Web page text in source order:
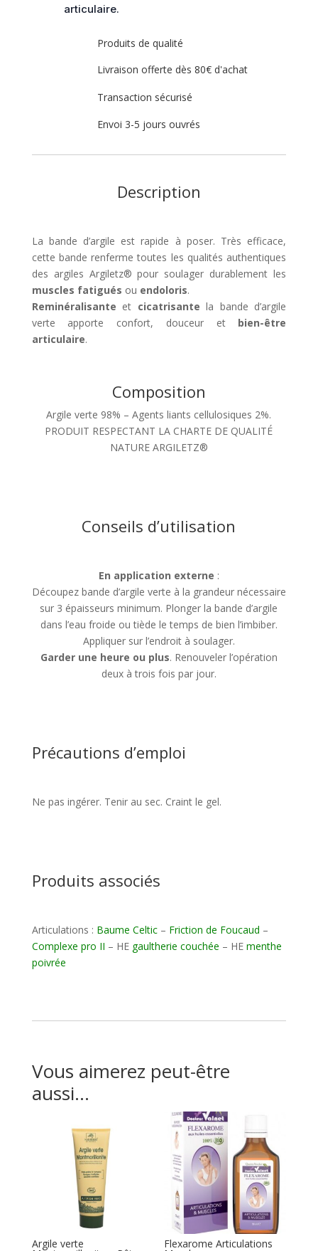
articulaire.
Produits de qualité
Livraison offerte dès 80€ d'achat
Transaction sécurisé
Envoi 3-5 jours ouvrés
Description
La bande d’argile est rapide à poser. Très efficace,
cette bande renferme toutes les qualités authentiques
des argiles Argiletz® pour soulager durablement les
muscles fatigués ou endoloris.
Reminéralisante et cicatrisante la bande d’argile
verte apporte confort, douceur et bien-être
articulaire.
Composition
Argile verte 98% – Agents liants cellulosiques 2%.
PRODUIT RESPECTANT LA CHARTE DE QUALITÉ
NATURE ARGILETZ®
Conseils d’utilisation
En application externe :
Découpez bande d’argile verte à la grandeur nécessaire
sur 3 épaisseurs minimum. Plonger la bande d’argile
dans l’eau froide ou tiède le temps de bien l’imbiber.
Appliquer sur l’endroit à soulager.
Garder une heure ou plus. Renouveler l’opération
deux à trois fois par jour.
Précautions d’emploi
Ne pas ingérer. Tenir au sec. Craint le gel.
Produits associés
Articulations : Baume Celtic– Friction de Foucaud –
Complexe pro II – HE gaultherie couchée – HE menthe
poivrée
Vous aimerez peut-être
aussi…
Argile verte Flexarome Articulations